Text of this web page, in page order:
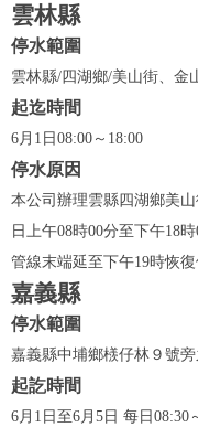
雲林縣
停水範圍
雲林縣/四湖鄉/美山街、金
起迄時間
6月1日08:00～18:00
停水原因
本公司辦理雲縣四湖鄉美
日上午08時00分至下午18
管線末端延至下午19時恢復
嘉義縣
停水範圍
嘉義縣中埔鄉檨仔林９號
起訖時間
6月1日至6月5日 每日08:30